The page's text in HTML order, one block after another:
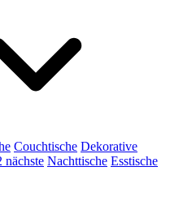
Couchtische Dekorative
nächste Nachttische Esstische